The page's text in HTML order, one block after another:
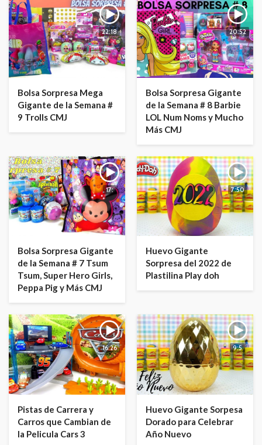
22:18
Bolsa Sorpresa Mega
Gigante de la Semana #
9 Trolls CMJ
20:52
Bolsa Sorpresa Gigante
de la Semana # 8 Barbie
LOL Num Noms y Mucho
Más CMJ
17:
Bolsa Sorpresa Gigante
de la Semana # 7 Tsum
Tsum, Super Hero Girls,
Peppa Pig y Más CMJ
7:50
Huevo Gigante
Sorpresa del 2022 de
Plastilina Play doh
16:26
Pistas de Carrera y
Carros que Cambian de
la Pelicula Cars 3
9:5
Huevo Gigante Sorpesa
Dorado para Celebrar
Año Nuevo